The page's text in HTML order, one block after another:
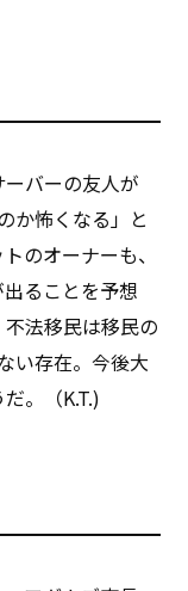
バーの友人が
か怖くなる」と
のオーナーも、
ることを予想
法移民は移民の
い存在。今後大
。（K.T.)